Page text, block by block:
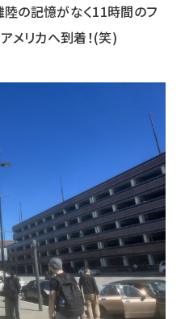
の記憶がなく11時間のフ
メリカへ到着！(笑)